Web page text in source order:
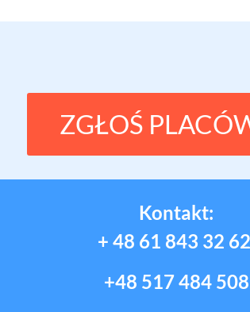
ZGŁOŚ
Kontakt:
+ 48 61 843 32 62
+48 517 484 508